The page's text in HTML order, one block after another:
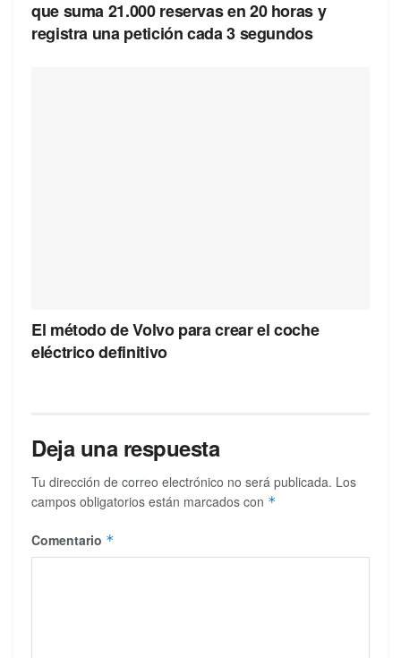
que suma 21.000 reservas en 20 horas y
registra una petición cada 3 segundos
El método de Volvo para crear el coche
eléctrico definitivo
Deja una respuesta
Tu dirección de correo electrónico no será publicada. Los
campos obligatorios están marcados con *
Comentario *